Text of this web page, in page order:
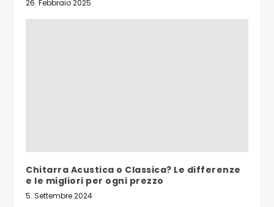
26. Febbraio 2025
Chitarra Acustica o Classica? Le differenze
e le migliori per ogni prezzo
5. Settembre 2024